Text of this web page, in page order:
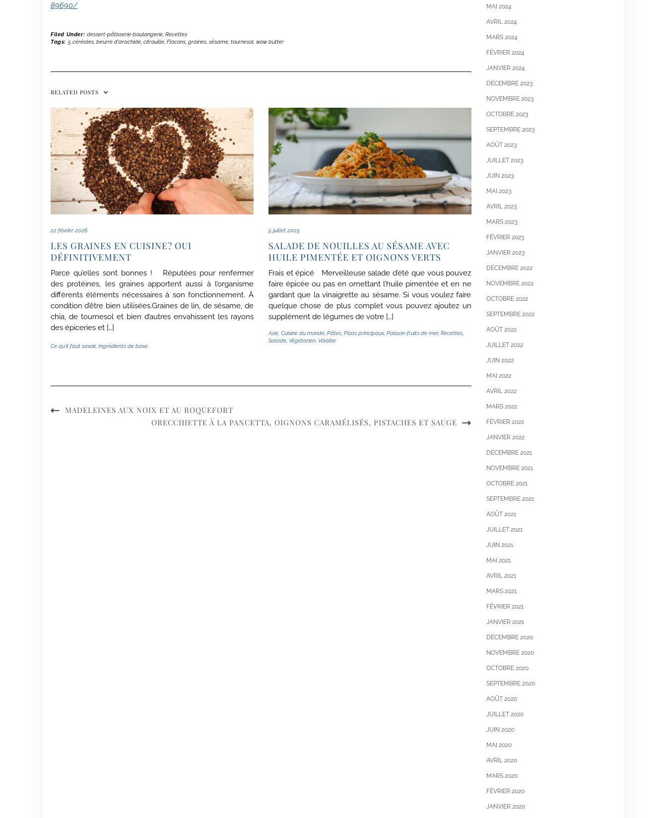
89690/
Filed Under: dessert-pâtisserie-boulangerie, Recettes
Tags: 5 céréales, beurre d'arachide, citrouille, Flocons, graines, sésame, tournesol, wow butter
RELATED POSTS
22 février 2026
LES GRAINES EN CUISINE? OUI
DÉFINITIVEMENT
Parce qu’elles sont bonnes ! Réputées pour renfermer
des protéines, les graines apportent aussi à l’organisme
différents éléments nécessaires à son fonctionnement. À
condition d’être bien utilisées.Graines de lin, de sésame, de
chia, de tournesol et bien d’autres envahissent les rayons
des épiceries et […]
Ce qu'il faut savoir, Ingrédients de base
5 juillet 2025
SALADE DE NOUILLES AU SÉSAME AVEC
HUILE PIMENTÉE ET OIGNONS VERTS
Frais et épicé Merveilleuse salade d’été que vous pouvez
faire épicée ou pas en omettant l’huile pimentée et en ne
gardant que la vinaigrette au sésame. Si vous voulez faire
quelque chose de plus complet vous pouvez ajoutez un
supplément de légumes de votre […]
Asie, Cuisine du monde, Pâtes, Plats principaux, Poisson-fruits de mer, Recettes,
Salade, Végétarien, Volaille
MADELEINES AUX NOIX ET AU ROQUEFORT
ORECCHIETTE À LA PANCETTA, OIGNONS CARAMÉLISÉS, PISTACHES ET SAUGE
MAI 2024
AVRIL 2024
MARS 2024
FÉVRIER 2024
JANVIER 2024
DÉCEMBRE 2023
NOVEMBRE 2023
OCTOBRE 2023
SEPTEMBRE 2023
AOÛT 2023
JUILLET 2023
JUIN 2023
MAI 2023
AVRIL 2023
MARS 2023
FÉVRIER 2023
JANVIER 2023
DÉCEMBRE 2022
NOVEMBRE 2022
OCTOBRE 2022
SEPTEMBRE 2022
AOÛT 2022
JUILLET 2022
JUIN 2022
MAI 2022
AVRIL 2022
MARS 2022
FÉVRIER 2022
JANVIER 2022
DÉCEMBRE 2021
NOVEMBRE 2021
OCTOBRE 2021
SEPTEMBRE 2021
AOÛT 2021
JUILLET 2021
JUIN 2021
MAI 2021
AVRIL 2021
MARS 2021
FÉVRIER 2021
JANVIER 2021
DÉCEMBRE 2020
NOVEMBRE 2020
OCTOBRE 2020
SEPTEMBRE 2020
AOÛT 2020
JUILLET 2020
JUIN 2020
MAI 2020
AVRIL 2020
MARS 2020
FÉVRIER 2020
JANVIER 2020